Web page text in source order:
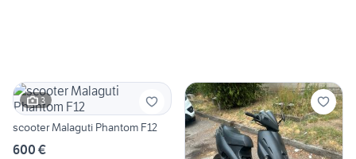
3
scooter Malaguti Phantom F12
600 €